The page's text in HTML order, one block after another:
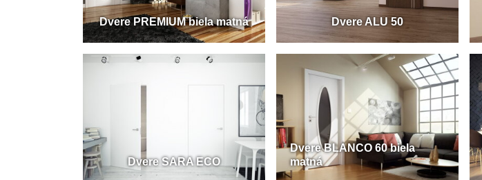
Dvere PREMIUM biela matná Dvere ALU 50
Dvere SARA ECO
Dvere BLANCO 60 biela
matná